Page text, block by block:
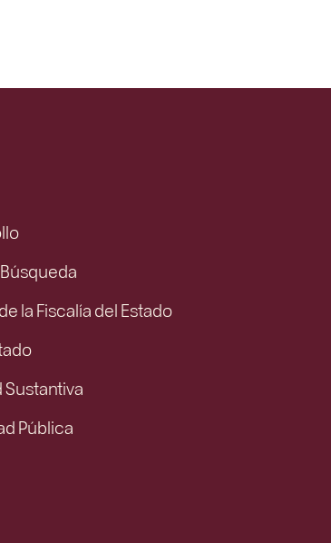
la Fiscalía del Estado
Pública